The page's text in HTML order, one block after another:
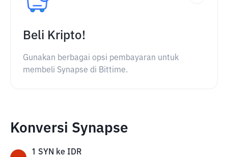
Beli Kripto!
Gunakan berbagai opsi pembayaran untuk
membeli Synapse di Bittime.
Konversi Synapse
1 SYN ke IDR